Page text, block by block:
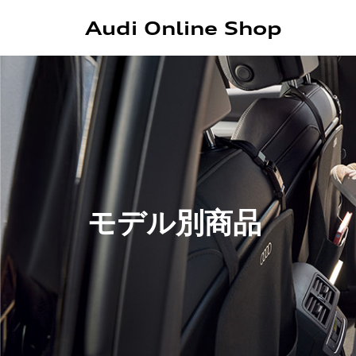
Audi Online Shop
モデル別商品